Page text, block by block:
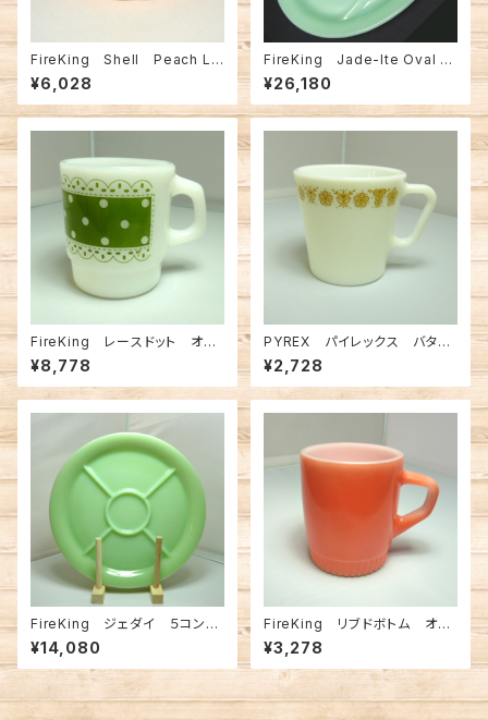
FireKing Shell Peach Lu
ster Demitasse C&S（FK-12
283）
¥6,028
FireKing Jade-Ite Oval P
artitioned platter（FK-105
37）
¥26,180
FireKing レースドット オリ
ーブ Mug（FK-12297）
¥8,778
PYREX パイレックス バタフ
ライゴールド マグ（FK-1315
5）
¥2,728
FireKing ジェダイ ５コンパ
ートメントプレート（FK-12882）
¥14,080
FireKing リブドボトム オレ
ンジ（FK-13175）
¥3,278